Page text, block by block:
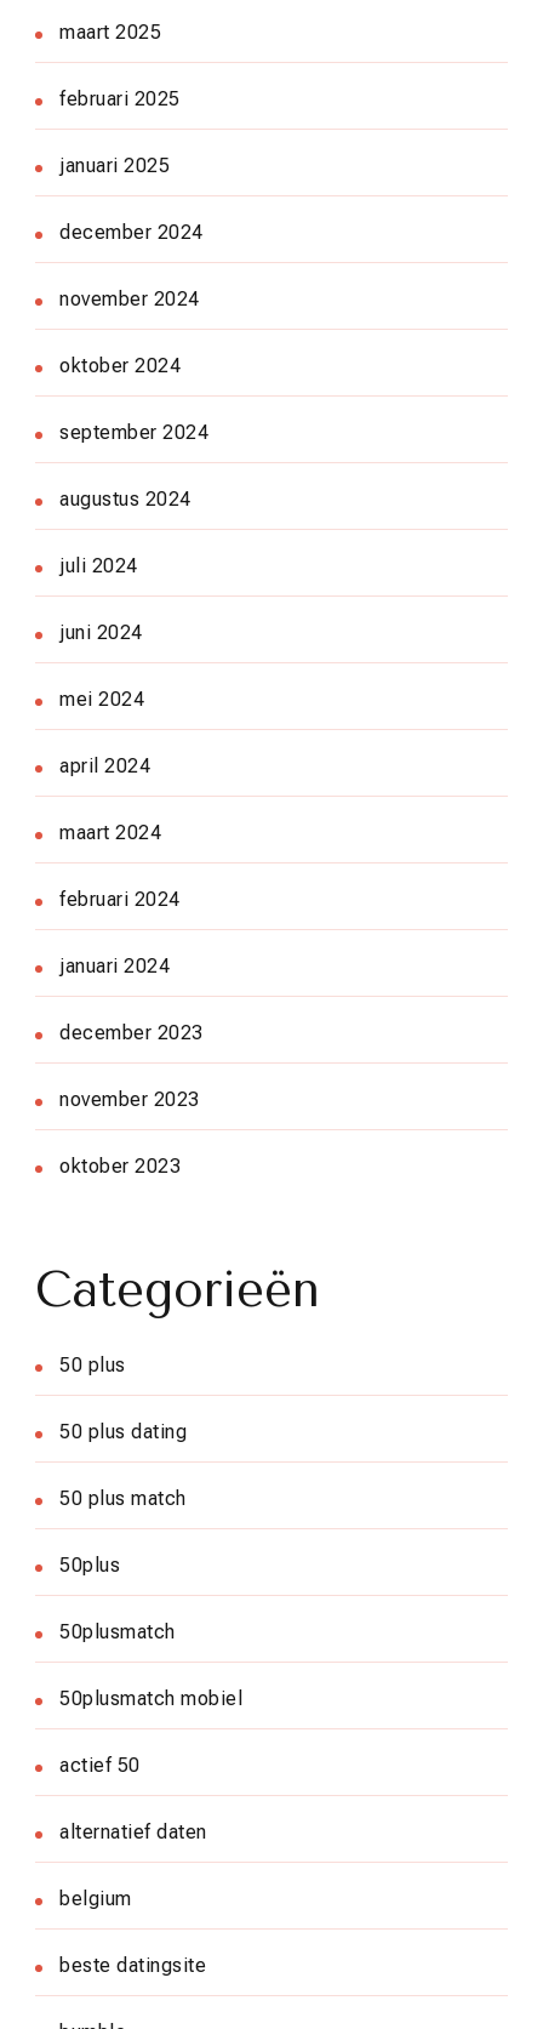
maart 2025
februari 2025
januari 2025
december 2024
november 2024
oktober 2024
september 2024
augustus 2024
juli 2024
juni 2024
mei 2024
april 2024
maart 2024
februari 2024
januari 2024
december 2023
november 2023
oktober 2023
Categorieën
50 plus
50 plus dating
50 plus match
50plus
50plusmatch
50plusmatch mobiel
actief 50
alternatief daten
belgium
beste datingsite